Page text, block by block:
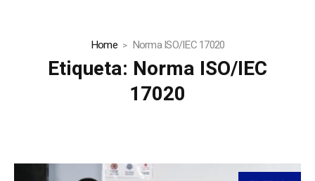
Home Norma ISO/IEC 17020
Etiqueta: Norma ISO/IEC
17020